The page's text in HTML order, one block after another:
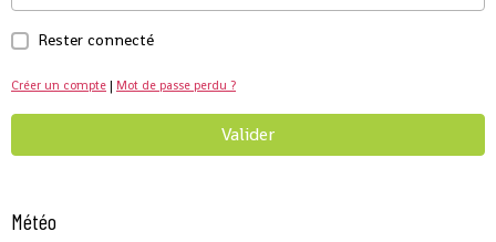
Rester connecté
Créer un compte | Mot de passe perdu ?
Valider
Météo